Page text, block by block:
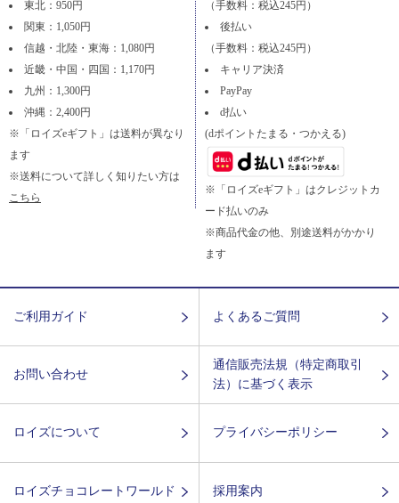
東北：950円
関東：1,050円
信越・北陸・東海：1,080円
近畿・中国・四国：1,170円
九州：1,300円
沖縄：2,400円
※「ロイズeギフト」は送料が異なり
ます
※送料について詳しく知りたい方は
こちら
（手数料：税込245円）
後払い
（手数料：税込245円）
キャリア決済
PayPay
d払い
(dポイントたまる・つかえる)
※「ロイズeギフト」はクレジットカ
ード払いのみ
※商品代金の他、別途送料がかかり
ます
ご利用ガイド よくあるご質問
お問い合わせ
通信販売法規（特定商取引
法）に基づく表示
ロイズについて プライバシーポリシー
ロイズチョコレートワールド 採用案内